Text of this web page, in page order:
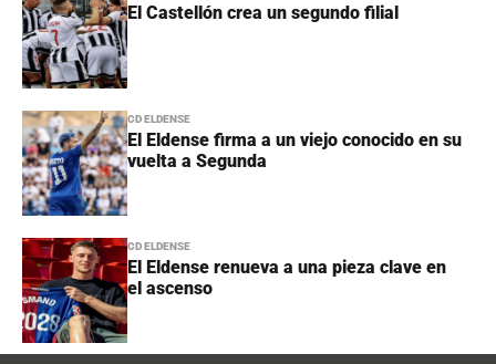
El Castellón crea un segundo filial
CD ELDENSE
El Eldense firma a un viejo conocido en su
vuelta a Segunda
CD ELDENSE
El Eldense renueva a una pieza clave en
el ascenso